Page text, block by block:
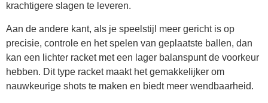
krachtigere slagen te leveren.
Aan de andere kant, als je speelstijl meer gericht is op
precisie, controle en het spelen van geplaatste ballen, dan
kan een lichter racket met een lager balanspunt de voorkeur
hebben. Dit type racket maakt het gemakkelijker om
nauwkeurige shots te maken en biedt meer wendbaarheid.